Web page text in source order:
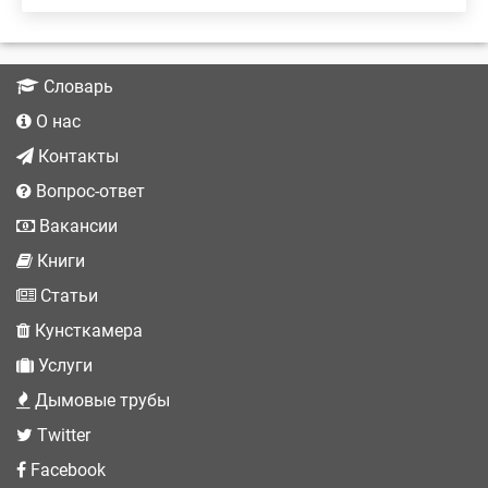
Словарь
О нас
Контакты
Вопрос-ответ
Вакансии
Книги
Статьи
Кунсткамера
Услуги
Дымовые трубы
Twitter
Facebook